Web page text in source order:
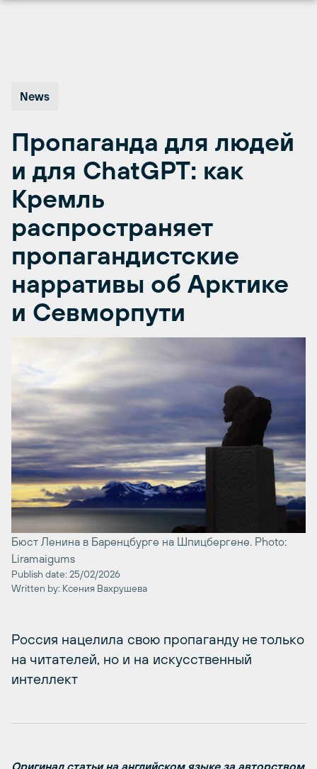
News
Пропаганда для людей
и для ChatGPT: как
Кремль
распространяет
пропагандистские
нарративы об Арктике
и Севморпути
Бюст Ленина в Баренцбурге на Шпицбергене. Photo:
Liramaigums
Publish date: 25/02/2026
Written by: Ксения Вахрушева
Россия нацелила свою пропаганду не только
на читателей, но и на искусственный
интеллект
Оригинал статьи на английском языке за авторством